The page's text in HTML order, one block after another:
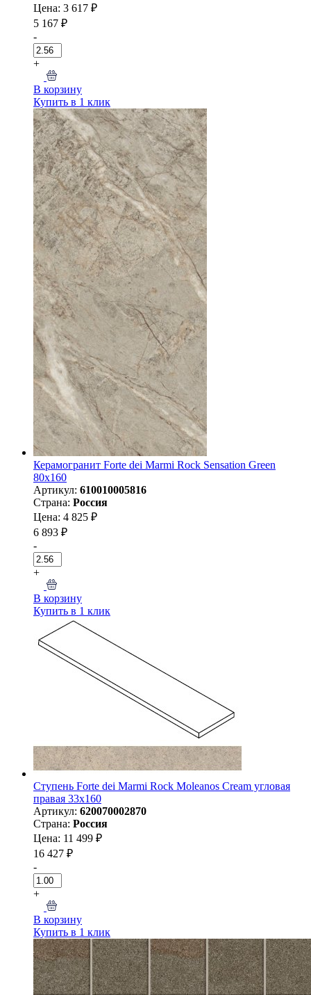
Цена: 3 617 ₽
5 167 ₽
-
+
В корзину
Купить в 1 клик
Керамогранит Forte dei Marmi Rock Sensation Green
80x160
Артикул: 610010005816
Страна: Россия
Цена: 4 825 ₽
6 893 ₽
-
+
В корзину
Купить в 1 клик
Ступень Forte dei Marmi Rock Moleanos Cream угловая
правая 33x160
Артикул: 620070002870
Страна: Россия
Цена: 11 499 ₽
16 427 ₽
-
+
В корзину
Купить в 1 клик